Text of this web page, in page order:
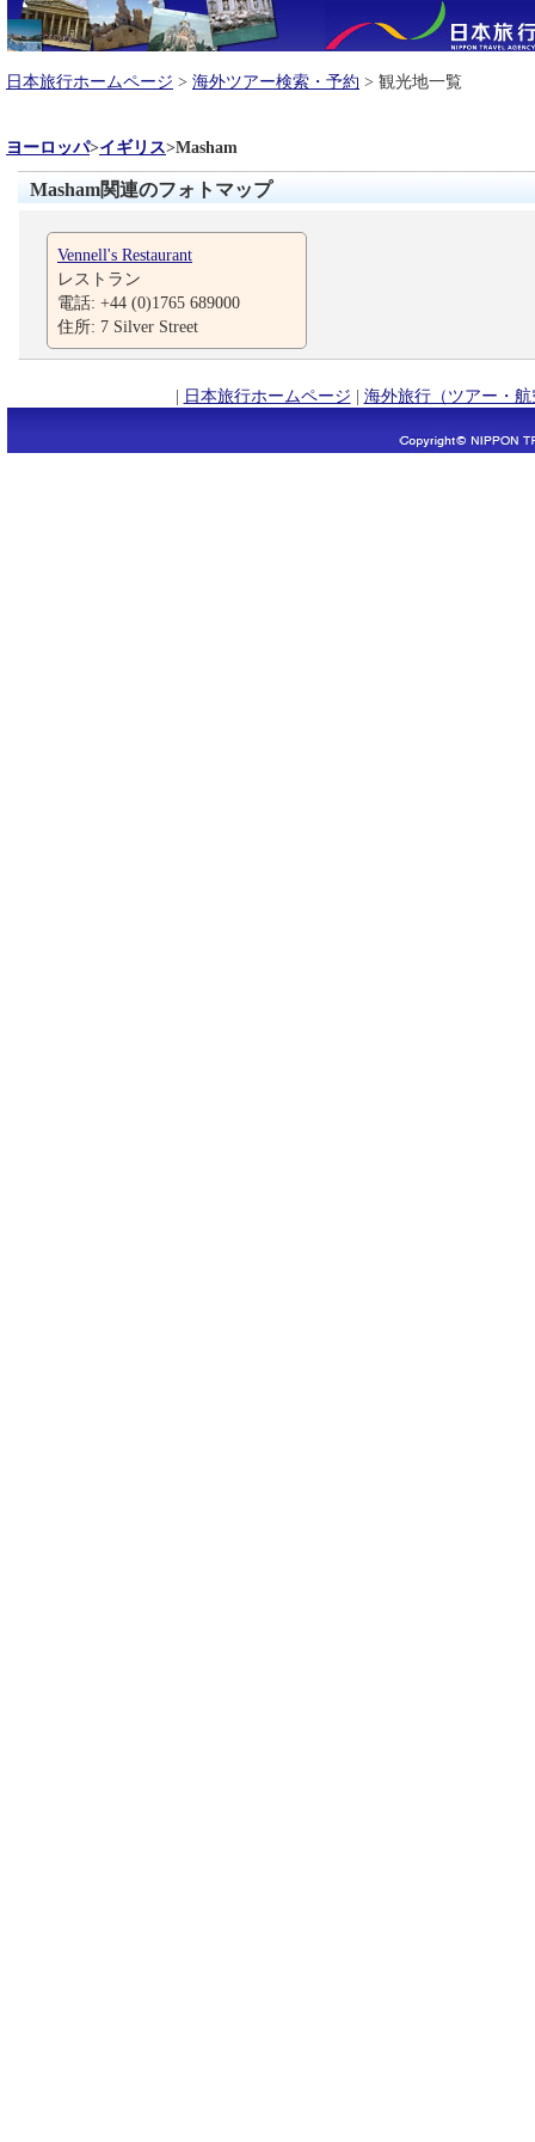
日本旅行ホームページ > 海外ツアー検索・予約 > 観光地一覧
ヨーロッパ>イギリス>Masham
Masham関連のフォトマップ
Vennell's Restaurant
レストラン
電話: +44 (0)1765 689000
住所: 7 Silver Street
| 日本旅行ホームページ | 海外旅行（ツアー・航